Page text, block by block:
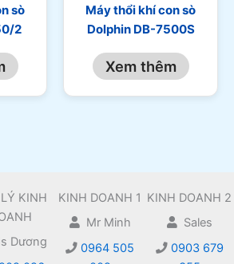
sò
2
Máy thổi khí con sò
Dolphin DB-7500S
Xem thêm
KINH
Dương
KINH DOANH 1
Mr Minh
0964 505
KINH DOANH 2
Sales
0903 679